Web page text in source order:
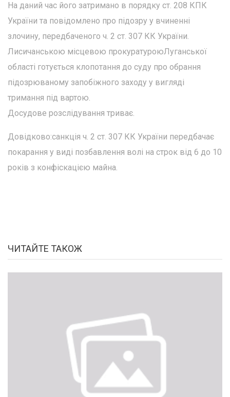
На даний час його затримано в порядку ст. 208 КПК
України та повідомлено про підозру у вчиненні
злочину, передбаченого ч. 2 ст. 307 КК України.
Лисичанською місцевою прокуратуроюЛуганської
області готується клопотання до суду про обрання
підозрюваному запобіжного заходу у вигляді
тримання під вартою.
Досудове розслідування триває.
Довідково:санкція ч. 2 ст. 307 КК України передбачає
покарання у виді позбавлення волі на строк від 6 до 10
років з конфіскацією майна.
ЧИТАЙТЕ ТАКОЖ